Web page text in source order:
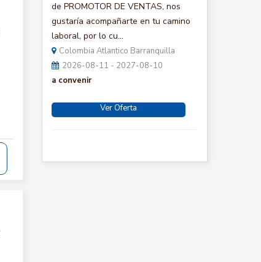
de PROMOTOR DE VENTAS, nos
gustaría acompañarte en tu camino
laboral, por lo cu...
Colombia Atlantico Barranquilla
2026-08-11 - 2027-08-10
a convenir
Ver Oferta